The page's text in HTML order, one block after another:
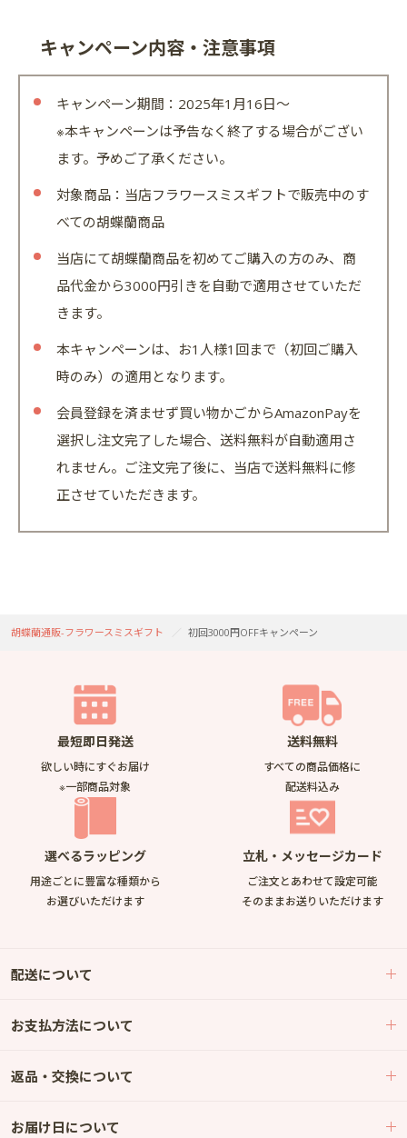
キャンペーン内容・注意事項
キャンペーン期間：2025年1月16日～
※本キャンペーンは予告なく終了する場合がござい
ます。予めご了承ください。
対象商品：当店フラワースミスギフトで販売中のす
べての胡蝶蘭商品
当店にて胡蝶蘭商品を初めてご購入の方のみ、商
品代金から3000円引きを自動で適用させていただ
きます。
本キャンペーンは、お1人様1回まで（初回ご購入
時のみ）の適用となります。
会員登録を済ませず買い物かごからAmazonPayを
選択し注文完了した場合、送料無料が自動適用さ
れません。ご注文完了後に、当店で送料無料に修
正させていただきます。
胡蝶蘭通販-フラワースミスギフト 初回3000円OFFキャンペーン
最短即日発送
欲しい時にすぐお届け
※一部商品対象
送料無料
すべての商品価格に
配送料込み
選べるラッピング
用途ごとに豊富な種類から
お選びいただけます
立札・メッセージカード
ご注文とあわせて設定可能
そのままお送りいただけます
配送について
お支払方法について
返品・交換について
お届け日について